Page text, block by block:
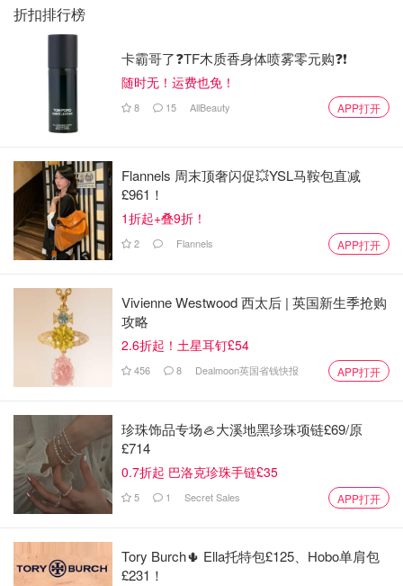
折扣排行榜
卡霸哥了❓TF木质香身体喷雾零元购❓❗
随时无！运费也免！
8 15 AllBeauty APP打开
Flannels 周末顶奢闪促💥YSL马鞍包直减
£961！
1折起+叠9折！
2 Flannels APP打开
Vivienne Westwood 西太后 | 英国新生季抢购
攻略
2.6折起！土星耳钉£54
456 8 Dealmoon英国省钱快报 APP打开
珍珠饰品专场🦪大溪地黑珍珠项链£69/原
£714
0.7折起 巴洛克珍珠手链£35
5 1 Secret Sales APP打开
Tory Burch🌵 Ella托特包£125、Hobo单肩包
£231！